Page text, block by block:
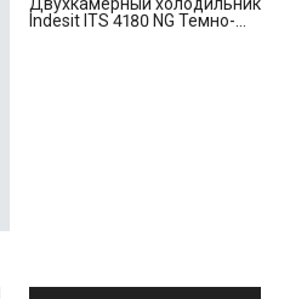
Indesit ITS 4180 NG Темно-